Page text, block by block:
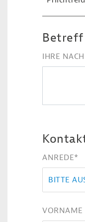
IHRE
ANREDE*
BITTE
VORNAME